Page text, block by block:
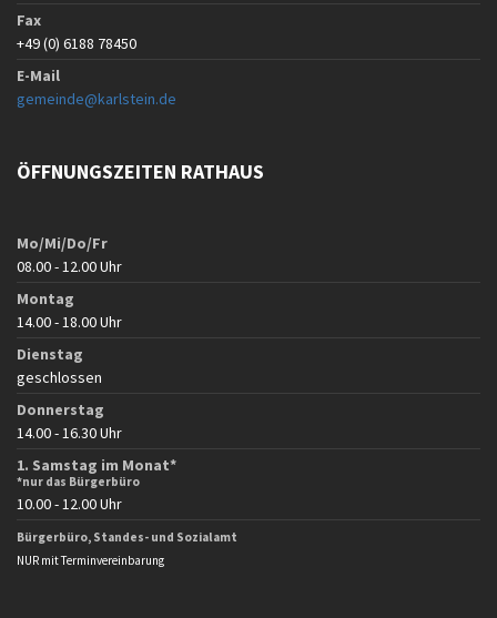
Fax
+49 (0) 6188 78450
E-Mail
gemeinde@karlstein.de
ÖFFNUNGSZEITEN RATHAUS
Mo/Mi/Do/Fr
08.00 - 12.00 Uhr
Montag
14.00 - 18.00 Uhr
Dienstag
geschlossen
Donnerstag
14.00 - 16.30 Uhr
1. Samstag im Monat*
*nur das Bürgerbüro
10.00 - 12.00 Uhr
Bürgerbüro, Standes- und Sozialamt
NUR mit Terminvereinbarung